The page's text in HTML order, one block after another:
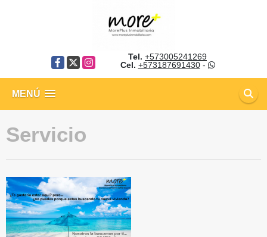
Facebook
X Instagram
Tel. +573005241269
Cel. +573187691430-
MENÚ
Servicio